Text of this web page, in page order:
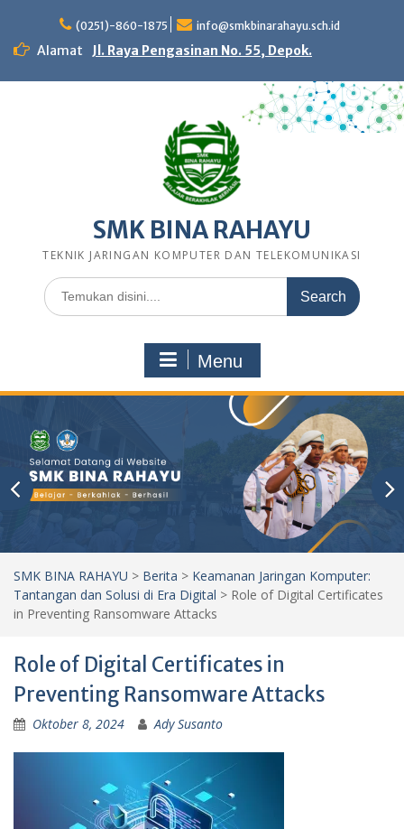
content
(0251)-860-1875 info@smkbinarahayu.sch.id
Alamat Jl. Raya Pengasinan No. 55, Depok.
SMK BINA RAHAYU
TEKNIK JARINGAN KOMPUTER DAN TELEKOMUNIKASI
Search
for:
Menu
SMK BINA RAHAYU > Berita > Keamanan Jaringan Komputer:
Tantangan dan Solusi di Era Digital > Role of Digital Certificates
in Preventing Ransomware Attacks
Role of Digital Certificates in
Preventing Ransomware Attacks
Oktober 8, 2024 Ady Susanto